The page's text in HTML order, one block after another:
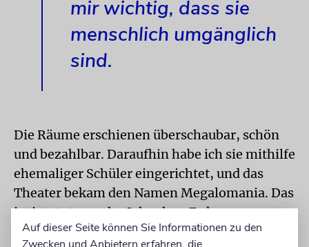
mir wichtig, dass sie
menschlich umgänglich
sind.
Die Räume erschienen überschaubar, schön
und bezahlbar. Daraufhin habe ich sie mithilfe
ehemaliger Schüler eingerichtet, und das
Theater bekam den Namen Megalomania. Das
ist jetzt etwa zehn Jahre her. Es kamen neue
Leute dazu. Bei Schauspielern ist mir wichtig,
Auf dieser Seite können Sie Informationen zu den
Zwecken und Anbietern erfahren, die